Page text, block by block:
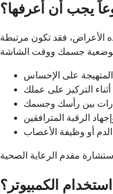
يجب أن أعرفها؟
الأعراض، فقد تكون مرتبطة
على الإحساس
التركيز على عملك
بين رأسك وجسمك
الرقبة المترافقين
أو وظيفة الأعصاب
الكمبيوتر؟